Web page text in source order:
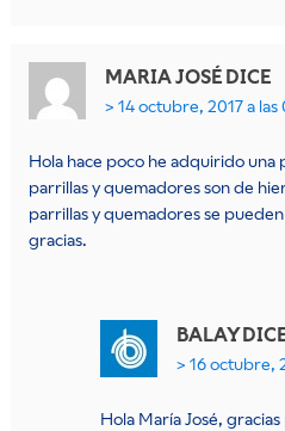
MARIA JOSÉ DICE
14 octubre, 2017 a las
Hola hace poco he adquirido una
parrillas y quemadores son de
parrillas y quemadores se
gracias.
BALAY
16 octubre,
Hola María José,